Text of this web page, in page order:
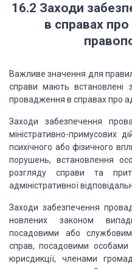
16.2 Заходи
в справах про
Важливе значення для
справи мають встановлені
провадження в справах про
Заходи забезпечення
міністративно-примусових
психічного або фізичного
порушень, встановлення
роз­гляду справи та
адміністра­тивної
Заходи забезпечення
новлених законом
посадови­ми або
справ, посадо­вими особами
юрисдикції, чле­нами